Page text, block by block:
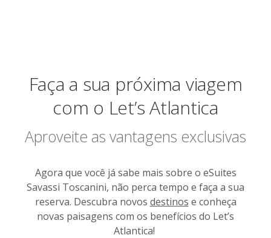
Faça a sua próxima viagem
com o Let’s Atlantica
Aproveite as vantagens exclusivas
Agora que você já sabe mais sobre o eSuites
Savassi Toscanini, não perca tempo e faça a sua
reserva. Descubra novos destinos e conheça
novas paisagens com os benefícios do Let’s
Atlantica!